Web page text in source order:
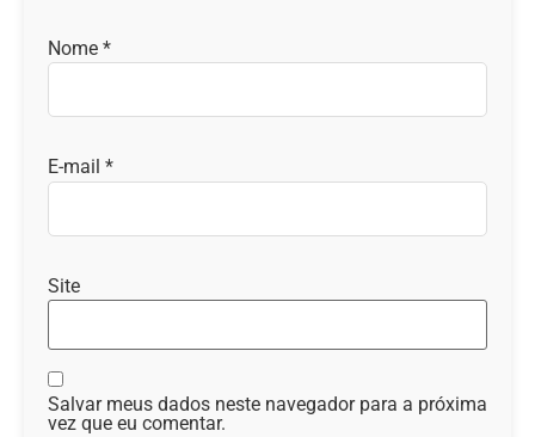
Nome *
E-mail *
Site
Salvar meus dados neste navegador para a próxima
vez que eu comentar.